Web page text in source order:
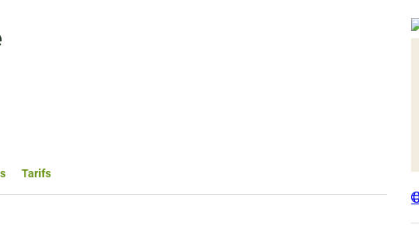
Tarifs